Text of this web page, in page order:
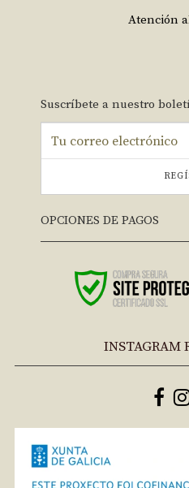
Atención
Suscríbete a nuestro
OPCIONES DE PAGOS
INSTAGRAM